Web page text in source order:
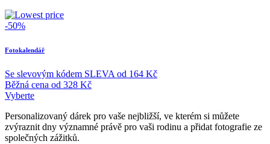
-50%
Fotokalendář
Se slevovým kódem SLEVA od 164 Kč
Běžná cena od 328 Kč
Vyberte
Personalizovaný dárek pro vaše nejbližší, ve kterém si můžete
zvýraznit dny významné právě pro vaši rodinu a přidat fotografie ze
společných zážitků.